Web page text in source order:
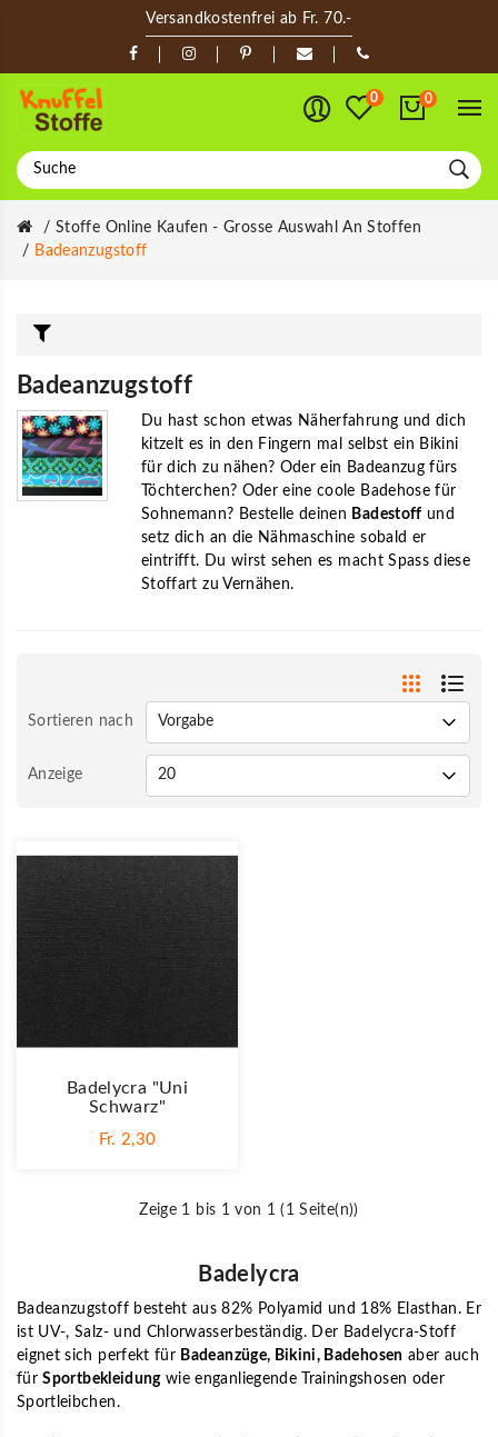
Versandkostenfrei ab Fr. 70.-
0 0
Stoffe Online Kaufen - Grosse Auswahl An Stoffen
Badeanzugstoff
Badeanzugstoff
Du hast schon etwas Näherfahrung und dich
kitzelt es in den Fingern mal selbst ein Bikini
für dich zu nähen? Oder ein Badeanzug fürs
Töchterchen? Oder eine coole Badehose für
Sohnemann? Bestelle deinen Badestoff und
setz dich an die Nähmaschine sobald er
eintrifft. Du wirst sehen es macht Spass diese
Stoffart zu Vernähen.
Sortieren nach
Anzeige
Badelycra "Uni
Schwarz"
Fr. 2,30
Zeige 1 bis 1 von 1 (1 Seite(n))
Badelycra
Badeanzugstoff besteht aus 82% Polyamid und 18% Elasthan. Er
ist UV-, Salz- und Chlorwasserbeständig. Der Badelycra-Stoff
eignet sich perfekt für Badeanzüge, Bikini, Badehosen aber auch
fürSportbekleidungwie enganliegende Trainingshosen oder
Sportleibchen.